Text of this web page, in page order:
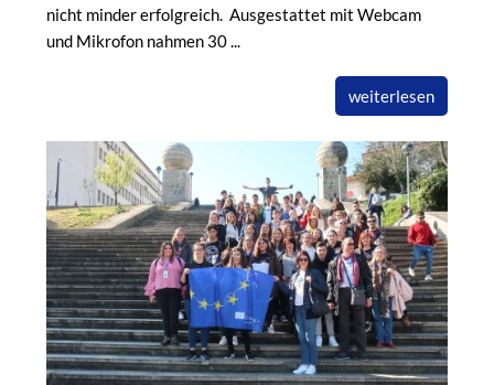
nicht minder erfolgreich. Ausgestattet mit Webcam
und Mikrofon nahmen 30 ...
weiterlesen